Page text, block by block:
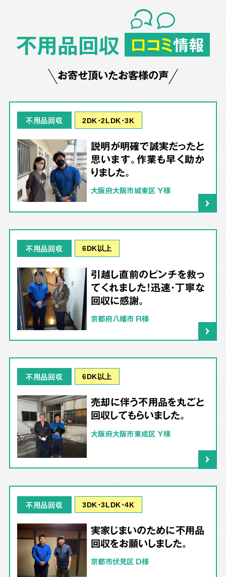
不用品回収 口コミ情報
お寄せ頂いたお客様の声
不用品回収 2DK･2LDK･3K
説明が明確で誠実だったと
思います。作業も早く助か
りました。
大阪府大阪市城東区 Y様
不用品回収 6DK以上
引越し直前のピンチを救っ
てくれました！迅速・丁寧な
回収に感謝。
京都府八幡市 R様
不用品回収 6DK以上
売却に伴う不用品を丸ごと
回収してもらいました。
大阪府大阪市東成区 Y様
不用品回収 3DK･3LDK･4K
実家じまいのために不用品
回収をお願いしました。
京都市伏見区 D様